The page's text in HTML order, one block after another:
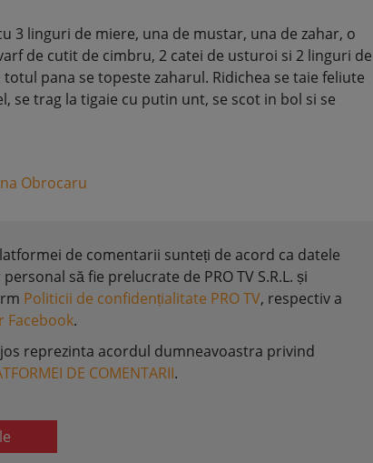
3 linguri de miere, una de mustar, una de zahar, o
de cutit de cimbru, 2 catei de usturoi si 2 linguri de
totul pana se topeste zaharul. Ridichea se taie feliute
se trag la tigaie cu putin unt, se scot in bol si se
Obrocaru
de comentarii sunteți de acord ca datele
să fie prelucrate de PRO TV S.R.L. și
Politicii de confidențialitate PRO TV, respectiv a
Facebook.
reprezinta acordul dumneavoastra privind
DE COMENTARII.